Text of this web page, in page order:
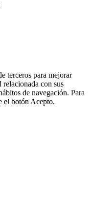
terceros para mejorar
con sus
de navegación. Para
el botón Acepto.